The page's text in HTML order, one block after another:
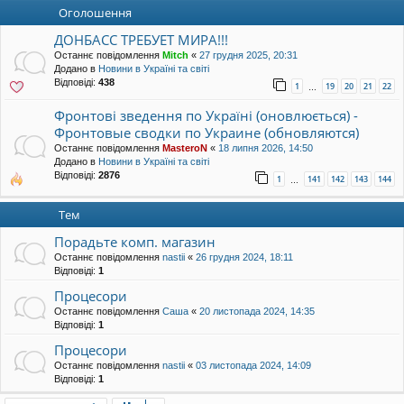
Оголошення
ДОНБАСС ТРЕБУЕТ МИРА!!!
Останнє повідомлення Mitch « 27 грудня 2025, 20:31
Додано в Новини в Україні та світі
Відповіді: 438 1 … 19 20 21 22
Фронтові зведення по Україні (оновлюється) -
Фронтовые сводки по Украине (обновляются)
Останнє повідомлення MasteroN « 18 липня 2026, 14:50
Додано в Новини в Україні та світі
Відповіді: 2876 1 … 141 142 143 144
Тем
Порадьте комп. магазин
Останнє повідомлення nastii « 26 грудня 2024, 18:11
Відповіді: 1
Процесори
Останнє повідомлення Саша « 20 листопада 2024, 14:35
Відповіді: 1
Процесори
Останнє повідомлення nastii « 03 листопада 2024, 14:09
Відповіді: 1